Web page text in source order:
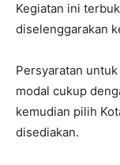
Kegiatan ini
diselenggarakan
Persyaratan
modal cukup
kemudian pilih
disediakan.